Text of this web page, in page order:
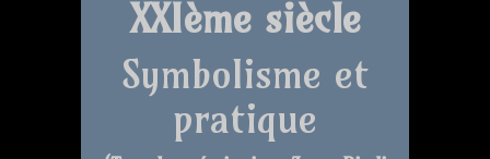
XXIème siècle
Symbolisme et
pratique